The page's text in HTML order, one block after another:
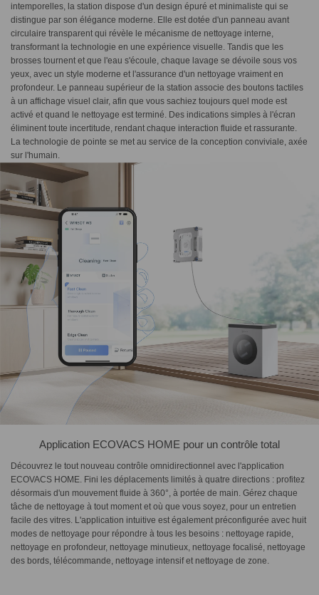
intemporelles, la station dispose d'un design épuré et minimaliste qui se
distingue par son élégance moderne. Elle est dotée d'un panneau avant
circulaire transparent qui révèle le mécanisme de nettoyage interne,
transformant la technologie en une expérience visuelle. Tandis que les
brosses tournent et que l'eau s'écoule, chaque lavage se dévoile sous vos
yeux, avec un style moderne et l'assurance d'un nettoyage vraiment en
profondeur. Le panneau supérieur de la station associe des boutons tactiles
à un affichage visuel clair, afin que vous sachiez toujours quel mode est
activé et quand le nettoyage est terminé. Des indications simples à l'écran
éliminent toute incertitude, rendant chaque interaction fluide et rassurante.
La technologie de pointe se met au service de la conception conviviale, axée
sur l'humain.
Application ECOVACS HOME pour un contrôle total
Découvrez le tout nouveau contrôle omnidirectionnel avec l'application
ECOVACS HOME. Fini les déplacements limités à quatre directions : profitez
désormais d'un mouvement fluide à 360°, à portée de main. Gérez chaque
tâche de nettoyage à tout moment et où que vous soyez, pour un entretien
facile des vitres. L'application intuitive est également préconfigurée avec huit
modes de nettoyage pour répondre à tous les besoins : nettoyage rapide,
nettoyage en profondeur, nettoyage minutieux, nettoyage focalisé, nettoyage
des bords, télécommande, nettoyage intensif et nettoyage de zone.